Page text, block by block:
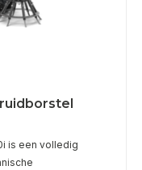
is een volledig